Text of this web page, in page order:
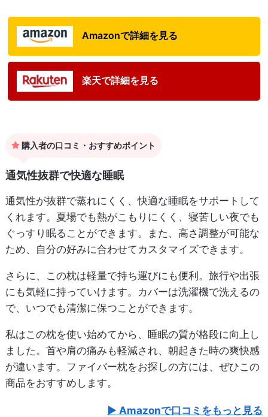
Amazonで詳細を見る
楽天で詳細を見る
購入者の口コミ・おすすめポイント
通気性抜群で快適な睡眠
通気性が抜群で蒸れにくく、快適な睡眠をサポートして
くれます。夏場でも熱がこもりにくく、寝苦しい夜でも
ぐっすり眠ることができます。また、高さ調整が可能な
ため、自分の好みに合わせてカスタマイズできます。
さらに、この枕は軽量で持ち運びにも便利。旅行や出張
にも気軽に持っていけます。カバーは洗濯機で洗えるの
で、いつでも清潔に保つことができます。
私はこの枕を使い始めてから、睡眠の質が格段に向上し
ました。首や肩の痛みも軽減され、朝起きた時の爽快感
が違います。ファイバー枕をお探しの方には、ぜひこの
商品をおすすめします。
Amazonで口コミをもっと見る